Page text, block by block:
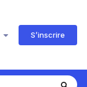
S’inscrire